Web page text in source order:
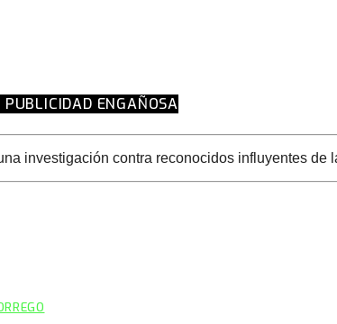
ENGAÑOSA
investigación contra reconocidos influyentes de